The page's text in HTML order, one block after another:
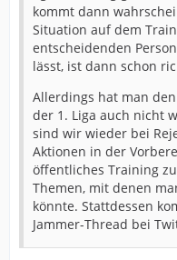
kommt dann
Situation auf dem
entscheidenden
lässt, ist dann schon
Allerdings hat man
der 1. Liga auch nicht
sind wir wieder bei
Aktionen in der
öffentliches Training
Themen, mit denen
könnte. Stattdessen
Jammer-Thread bei